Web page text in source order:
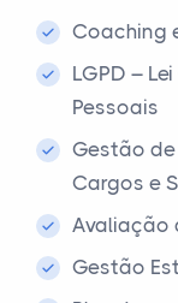
Coaching
LGPD –
Pessoais
Gestão de
Cargos e
Avaliação
Gestão